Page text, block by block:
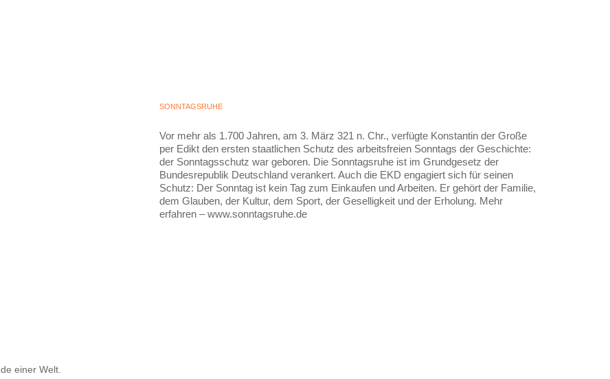
SONNTAGSRUHE
Vor mehr als 1.700 Jahren, am 3. März 321 n. Chr., verfügte Konstantin der Große
per Edikt den ersten staatlichen Schutz des arbeitsfreien Sonntags der Geschichte:
der Sonntagsschutz war geboren. Die Sonntagsruhe ist im Grundgesetz der
Bundesrepublik Deutschland verankert. Auch die EKD engagiert sich für seinen
Schutz: Der Sonntag ist kein Tag zum Einkaufen und Arbeiten. Er gehört der Familie,
dem Glauben, der Kultur, dem Sport, der Geselligkeit und der Erholung. Mehr
erfahren – www.sonntagsruhe.de